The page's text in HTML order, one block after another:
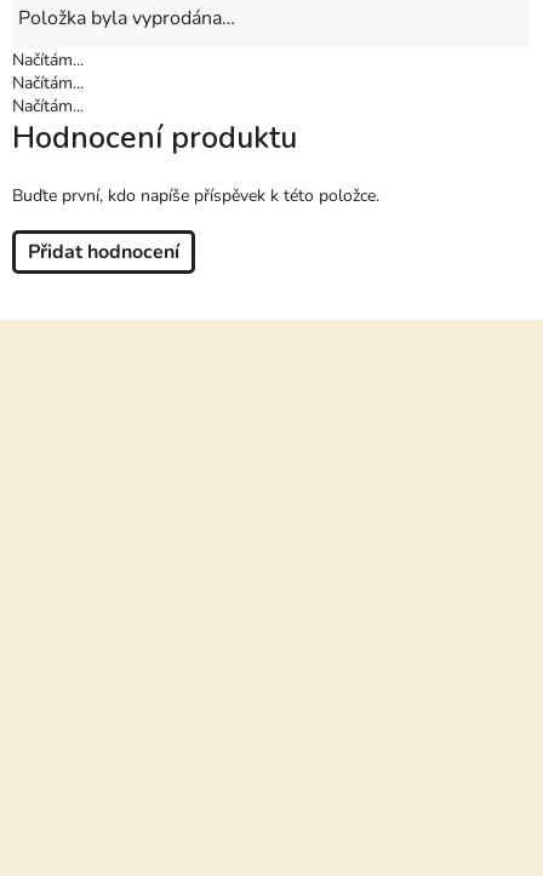
Položka byla vyprodána…
Načítám...
Načítám...
Načítám...
Hodnocení produktu
Buďte první, kdo napíše příspěvek k této položce.
Přidat hodnocení